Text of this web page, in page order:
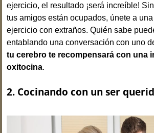
ejercicio, el resultado ¡será increíble!
tus amigos están ocupados, únete a
ejercicio con extraños. Quién sabe
entablando una conversación con uno
tu cerebro te recompensará con una
oxitocina.
2. Cocinando con un ser